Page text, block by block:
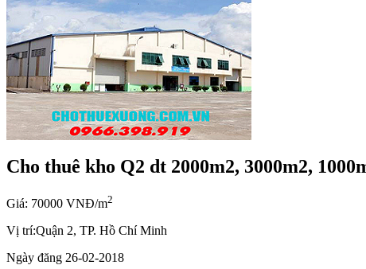
Cho thuê kho Q2 dt 2000m2, 3000m2,
Giá: 70000 VNĐ/m2
Vị trí:Quận 2, TP. Hồ Chí Minh
Ngày đăng 26-02-2018